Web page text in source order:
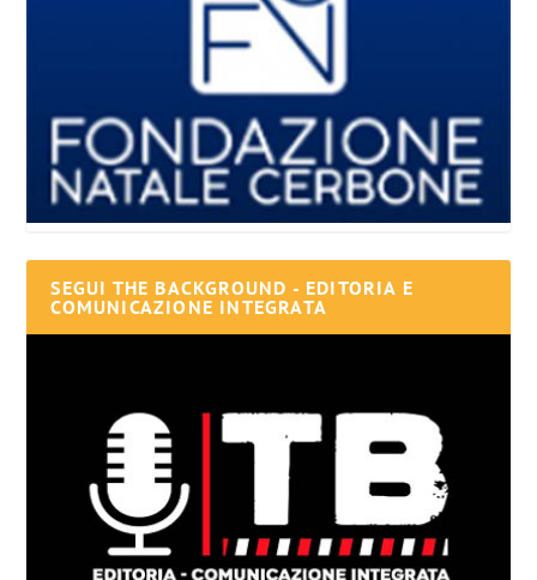
SEGUI THE BACKGROUND - EDITORIA E
COMUNICAZIONE INTEGRATA